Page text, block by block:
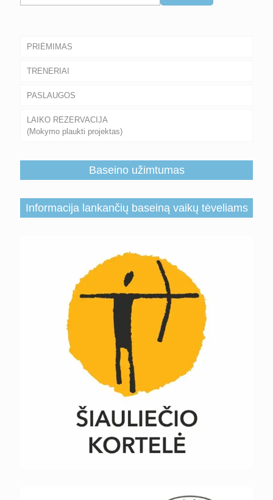
PRIĖMIMAS
TRENERIAI
PASLAUGOS
LAIKO REZERVACIJA
(Mokymo plaukti projektas)
Baseino užimtumas
Informacija lankančių baseiną vaikų tėveliams